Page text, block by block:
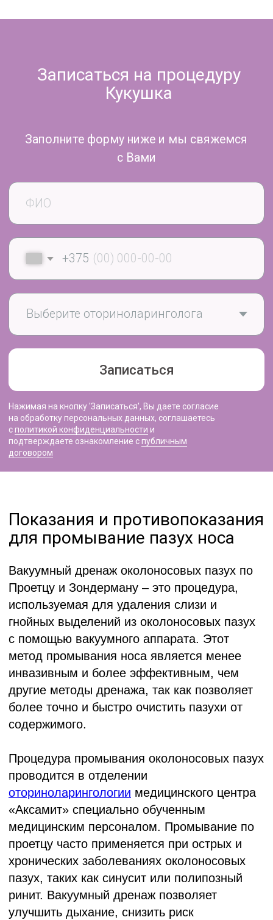
хронических заболеваниях околоносовых
осложнений и ускорить процесс
выздоровления пациента.
- Сфеноидит;
- Недостаточная эффективность
Противопоказания:
5 лет);
- Склонность к носовым кровотечениям;
- Особенности строения и заболевания
полости носа, при которых промывание
носа перемещением по Проетцу технически
новообразования, искривленная носовая
перегородка и прочие);
- Патология свертывающей системы крови;
- Эпилепсия, другие неврологические
заболевания или психические расстройства,
двигательной активностью, при которых
пациент не может контролировать свои
(во время процедуры следует сидеть
неподвижно в течение 10-15 минут).
г. Минск ул. Стадионная, 5-98
Время работы:ежедневно с 8.00 до 21.00
Вход со стороны многоуровневого паркинга.
На прилегающей территории имеются парковочные
Работаем с 2016 года.
ООО «Медицинский центр «Аксамит»
Юридический адрес:220053, Республика Беларусь,
г. Минск, ул. Стадионная, 5
УНП:192702677
Услуги Информация